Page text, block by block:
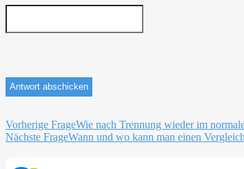
Beitragsnavigation
Vorherige FrageWie nach Trennung wieder im
Nächste FrageWann und wo kann man einen